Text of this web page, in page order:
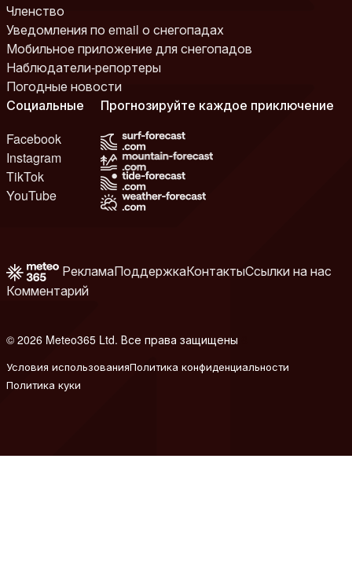
Членство
Уведомления по email о снегопадах
Мобильное приложение для снегопадов
Наблюдатели-репортеры
Погодные новости
Социальные
Facebook
Instagram
TikTok
YouTube
Прогнозируйте каждое приключение
РекламаПоддержкаКонтактыСсылки на нас
Комментарий
© 2026 Meteo365 Ltd. Все права защищены
Условия использованияПолитика конфиденциальности
Политика куки